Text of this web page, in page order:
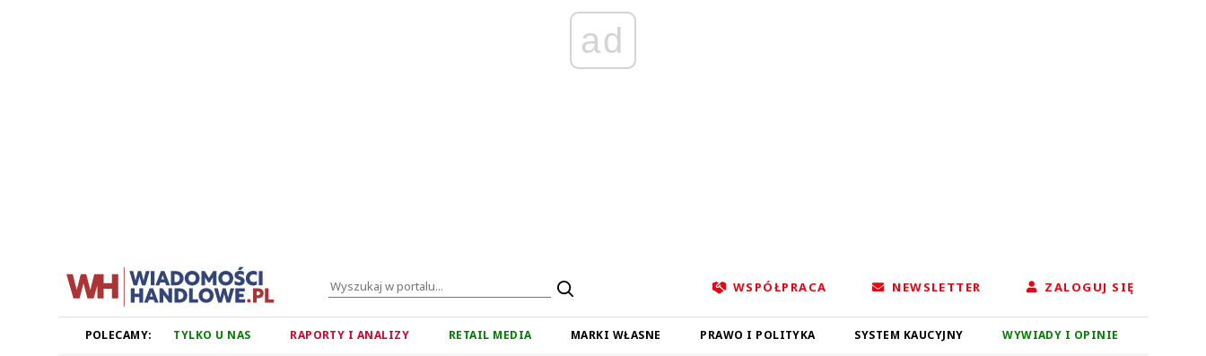
ad
WSPÓŁPRACA NEWSLETTER ZALOGUJ SIĘ
POLECAMY: TYLKO U NAS RAPORTY I ANALIZY RETAIL MEDIA MARKI WŁASNE PRAWO I POLITYKA SYSTEM KAUCYJNY WYWIADY I OPINIE